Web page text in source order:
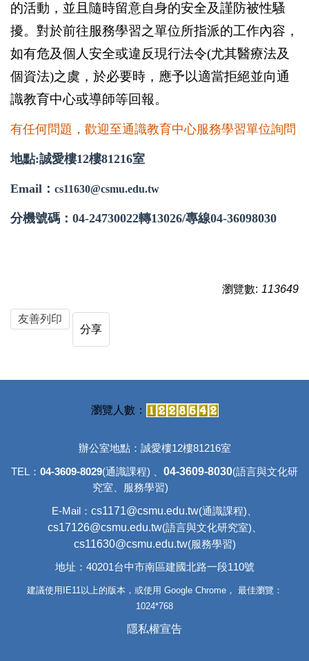
的活動，並且隨時留意自身的安全及謹防被性騷
擾。對於前往服務學習之單位所指派的工作內容，
如有危及個人安全或違反現行法令(尤其醫療法及
個資法)之虞，於必要時，應予以適當拒絕並向通
識教育中心或導師等回報。
有任何問題，歡迎至通識教育中心服務學習單位詢問
地點:誠愛樓12樓81216室
Email： cs11630@csmu.edu.tw
分機號碼：04-24730022轉13026/專線04-36098030
瀏覽數: 113649
友善列印
分享
辦公室地點：誠愛樓12樓81216室
TEL： 04-3609-8029(通識課程) 、 04-3609-8030(語言與文化研
究室、
服務學習)
E-Mail： cs1171@csmu.edu.tw(通識課程)、
cs17126@csmu.edu.tw(語言與文化研究室)、
cs11630@csmu.edu.tw(服務學習)
地址：40201台中市南區建國北路一段110號
建議使用IE11以上的版本，或使用 Google Chrome， 最佳瀏覽：
1024*768
隱私權宣告